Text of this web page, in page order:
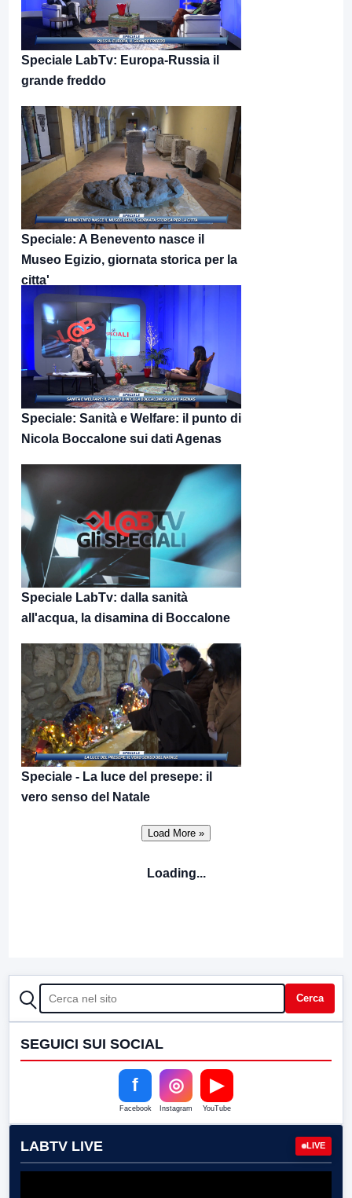
Speciale LabTv: Europa-Russia il
grande freddo
Speciale: A Benevento nasce il
Museo Egizio, giornata storica per la
citta'
Speciale: Sanità e Welfare: il punto di
Nicola Boccalone sui dati Agenas
Speciale LabTv: dalla sanità
all'acqua, la disamina di Boccalone
Speciale - La luce del presepe: il
vero senso del Natale
Loading...
CERCA Cerca
SEGUICI SUI SOCIAL
f
Facebook
◎
Instagram
▶
YouTube
LABTV LIVE LIVE